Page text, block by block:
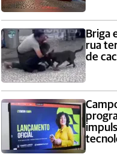
Briga
rua
de